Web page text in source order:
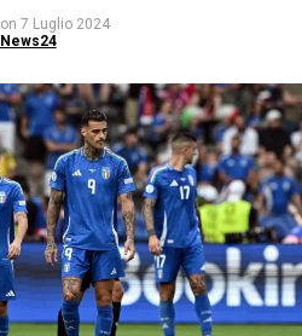
on 7 Luglio 2024